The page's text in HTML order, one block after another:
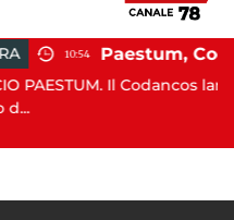
Il Codancos lancia un